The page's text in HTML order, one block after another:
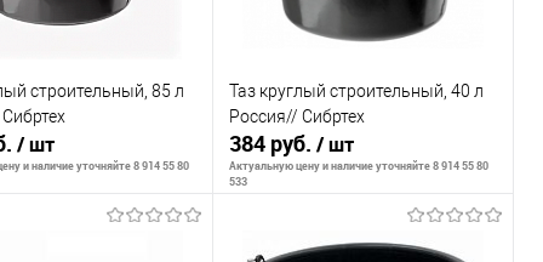
строительный, 85 л
/ шт
и наличие уточняйте 8 914 55 80
Таз круглый строительный, 40 л
Россия// Сибртех
384 руб./ шт
Актуальную цену и наличие уточняйте 8 914 55 80
533